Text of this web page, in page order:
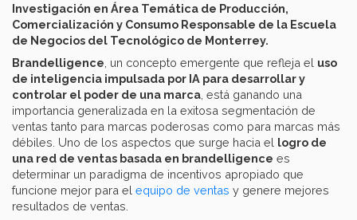
Investigación en Área Temática de Producción,
Comercialización y Consumo Responsable de la Escuela
de Negocios del Tecnológico de Monterrey.
Brandelligence , un concepto emergente que refleja el uso
de inteligencia impulsada por IA para desarrollar y
controlar el poder de una marca , está ganando una
importancia generalizada en la exitosa segmentación de
ventas tanto para marcas poderosas como para marcas más
débiles. Uno de los aspectos que surge hacia el logro de
una red de ventas basada en brandelligence es
determinar un paradigma de incentivos apropiado que
funcione mejor para el equipo de ventas y genere mejores
resultados de ventas.